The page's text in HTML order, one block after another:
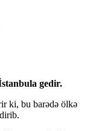
gedir.
ki, bu barədə ölkə